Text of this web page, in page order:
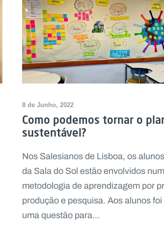
8 de Junho, 2022
Como podemos tornar o
sustentável?
Nos Salesianos de Lisboa, os
da Sala do Sol estão envolvidos
metodologia de aprendizagem por
produção e pesquisa. Aos alunos
uma questão para...